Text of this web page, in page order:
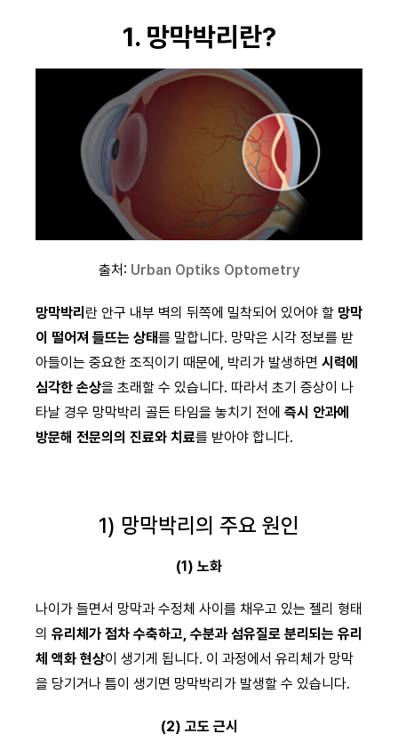
1. 망막박리란?
출처: Urban Optiks Optometry
망막박리 란 안구 내부 벽의 뒤쪽에 밀착되어 있어야 할 망막
이 떨어져 들뜨는 상태를 말합니다. 망막은 시각 정보를 받
아들이는 중요한 조직이기 때문에, 박리가 발생하면 시력에
심각한 손상을 초래할 수 있습니다. 따라서 초기 증상이 나
타날 경우 망막박리 골든 타임을 놓치기 전에 즉시 안과에
방문해 전문의의 진료와 치료를 받아야 합니다.
1) 망막박리의 주요 원인
(1) 노화
나이가 들면서 망막과 수정체 사이를 채우고 있는 젤리 형태
의 유리체가 점차 수축하고, 수분과 섬유질로 분리되는 유리
체 액화 현상이 생기게 됩니다. 이 과정에서 유리체가 망막
을 당기거나 틈이 생기면 망막박리가 발생할 수 있습니다.
(2) 고도 근시